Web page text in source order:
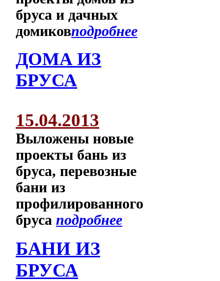
бруса и дачных
домиковподробнее
ДОМА ИЗ
БРУСА
15.04.2013
Выложены новые
проекты бань из
бруса, перевозные
бани из
профилированного
бруса подробнее
БАНИ ИЗ
БРУСА